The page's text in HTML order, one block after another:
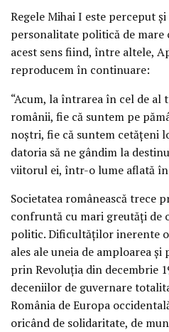
Regele Mihai I este perceput
personalitate politică de
acest sens fiind, între altele,
reproducem în continuare:
“Acum, la întrarea în cel de
românii, fie că suntem pe
noştri, fie că suntem cetăţeni
datoria să ne gândim la
viitorul ei, într-o lume aflată
Societatea românească trece
confruntă cu mari greutăţi de
politic. Dificultăţilor inerente
ales ale uneia de amploarea
prin Revoluţia din decembrie
deceniilor de guvernare
România de Europa
oricând de solidaritate, de